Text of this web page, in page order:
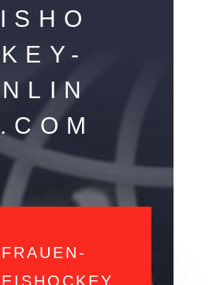
FRAUEN-
EISHOCKEY